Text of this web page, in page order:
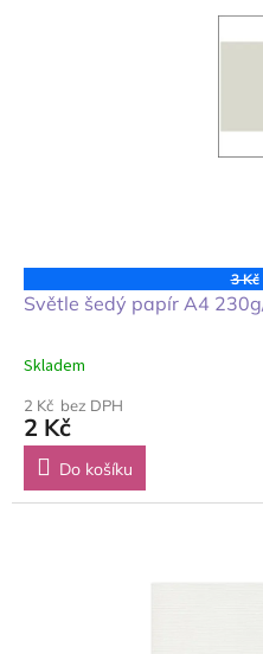
3 Kč
Světle šedý papír A4
Skladem
2 Kč bez DPH
2 Kč
Do košíku